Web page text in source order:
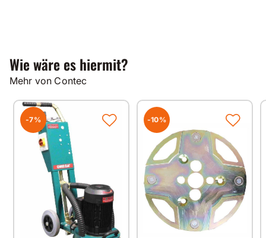
Wie wäre es hiermit?
Mehr von Contec
-7% -10%